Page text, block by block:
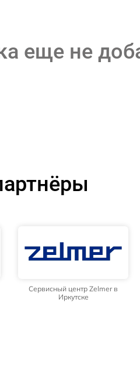
еще не
Сервисный центр Zelmer в
Иркутске